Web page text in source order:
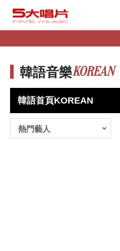
韓語音樂KOREAN
韓語首頁KOREAN
熱門藝人